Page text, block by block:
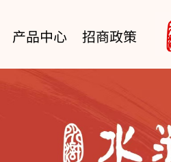
产品中心 招商政策